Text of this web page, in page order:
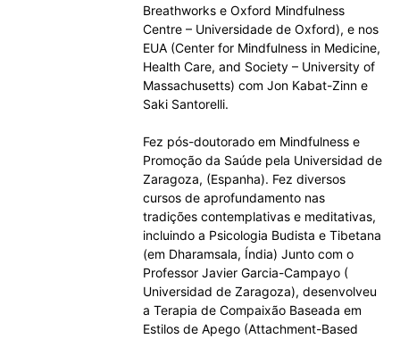
Breathworks e Oxford Mindfulness
Centre – Universidade de Oxford), e nos
EUA (Center for Mindfulness in Medicine,
Health Care, and Society – University of
Massachusetts) com Jon Kabat-Zinn e
Saki Santorelli.
Fez pós-doutorado em Mindfulness e
Promoção da Saúde pela Universidad de
Zaragoza, (Espanha). Fez diversos
cursos de aprofundamento nas
tradições contemplativas e meditativas,
incluindo a Psicologia Budista e Tibetana
(em Dharamsala, Índia) Junto com o
Professor Javier Garcia-Campayo (
Universidad de Zaragoza), desenvolveu
a Terapia de Compaixão Baseada em
Estilos de Apego (Attachment-Based